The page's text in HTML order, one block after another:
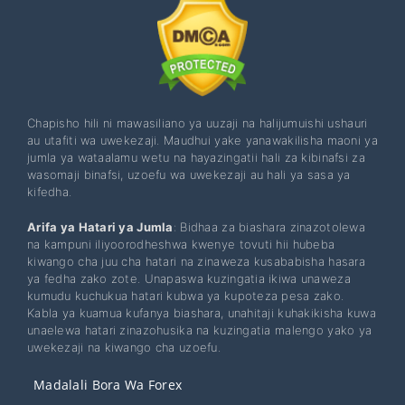
Chapisho hili ni mawasiliano ya uuzaji na halijumuishi ushauri
au utafiti wa uwekezaji. Maudhui yake yanawakilisha maoni ya
jumla ya wataalamu wetu na hayazingatii hali za kibinafsi za
wasomaji binafsi, uzoefu wa uwekezaji au hali ya sasa ya
kifedha.
Arifa ya Hatari ya Jumla: Bidhaa za biashara zinazotolewa
na kampuni iliyoorodheshwa kwenye tovuti hii hubeba
kiwango cha juu cha hatari na zinaweza kusababisha hasara
ya fedha zako zote. Unapaswa kuzingatia ikiwa unaweza
kumudu kuchukua hatari kubwa ya kupoteza pesa zako.
Kabla ya kuamua kufanya biashara, unahitaji kuhakikisha kuwa
unaelewa hatari zinazohusika na kuzingatia malengo yako ya
uwekezaji na kiwango cha uzoefu.
Madalali Bora Wa Forex